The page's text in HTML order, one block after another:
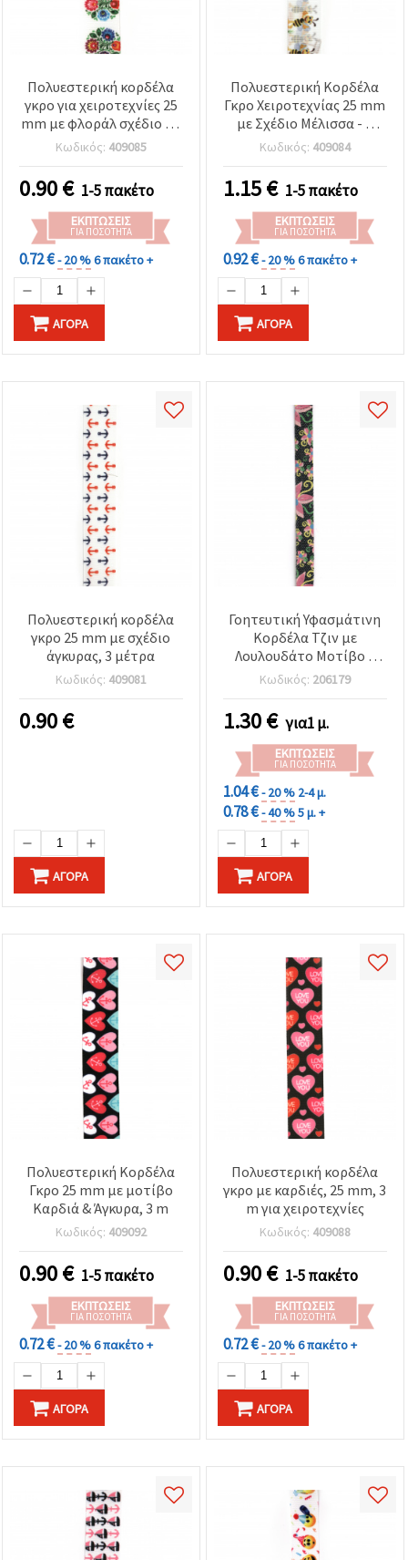
Πολυεστερική κορδέλα
γκρο για χειροτεχνίες 25
mm με φλοράλ σχέδιο - 3
μέτρα
Κωδικός: 409085
0.90€ 1-5 πακέτο
ΕΚΠΤΏΣΕΙΣ
ΓΙΑ ΠΟΣΌΤΗΤΑ
0.72 €- 20 %6 πακέτο +
ΑΓΟΡΆ
Πολυεστερική Κορδέλα
Γκρο Χειροτεχνίας 25 mm
με Σχέδιο Μέλισσα - 3
Μέτρα
Κωδικός: 409084
1.15€ 1-5 πακέτο
ΕΚΠΤΏΣΕΙΣ
ΓΙΑ ΠΟΣΌΤΗΤΑ
0.92 €- 20 %6 πακέτο +
ΑΓΟΡΆ
Πολυεστερική κορδέλα
γκρο 25 mm με σχέδιο
άγκυρας, 3 μέτρα
Κωδικός: 409081
0.90€
ΑΓΟΡΆ
Γοητευτική Υφασμάτινη
Κορδέλα Τζιν με
Λουλουδάτο Μοτίβο –
10x5 mm, 1 m – Ιδανική
για Δημιουργικό Ράψιμο,
Αξεσουάρ Μόδας &
Χειροποίητες
Κατασκευές DIY
Κωδικός: 206179
1.30€ για1 μ.
ΕΚΠΤΏΣΕΙΣ
ΓΙΑ ΠΟΣΌΤΗΤΑ
1.04 €- 20 % 2-4 μ.
0.78 €- 40 %5 μ. +
ΑΓΟΡΆ
Πολυεστερική Κορδέλα
Γκρο 25 mm με μοτίβο
Καρδιά & Άγκυρα, 3 m
Κωδικός: 409092
0.90€ 1-5 πακέτο
ΕΚΠΤΏΣΕΙΣ
ΓΙΑ ΠΟΣΌΤΗΤΑ
0.72 €- 20 %6 πακέτο +
ΑΓΟΡΆ
Πολυεστερική κορδέλα
γκρο με καρδιές, 25 mm, 3
m για χειροτεχνίες
Κωδικός: 409088
0.90€ 1-5 πακέτο
ΕΚΠΤΏΣΕΙΣ
ΓΙΑ ΠΟΣΌΤΗΤΑ
0.72 €- 20 %6 πακέτο +
ΑΓΟΡΆ